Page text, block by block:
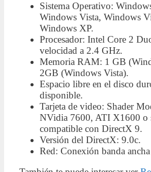
Sistema Operativo:
Windows Vista, Windows
Windows XP.
Procesador: Intel Core 2
velocidad a 2.4 GHz.
Memoria RAM: 1 GB
2GB (Windows Vista).
Espacio libre en el disco
disponible.
Tarjeta de video: Shader
NVidia 7600, ATI X1600 o
compatible con DirectX 9.
Versión del DirectX: 9.0c.
Red: Conexión banda